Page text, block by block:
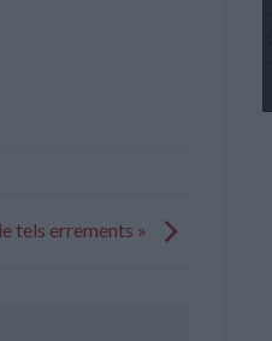
tels errements »